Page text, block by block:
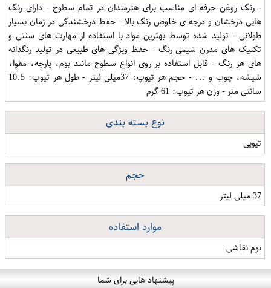
- رنگ روغن حرفه ای مناسب برای هنرمندان در تمام سطوح - دارای رنگ
هایی درخشان و درجه ی خلوص رنگ بالا - حفظ درخشندگی در زمان بسیار
طولانی - تولید شده توسط بهترین مواد با استفاده از مهارت های سنتی و
تکنیک های مدرن شیمی رنگ - حفظ ویژگی های طبیعی در تولید رنگدانه
های هر رنگ - قابل استفاده بر روی انواع سطوح مانند بوم، پارچه، مقوا،
شیشه، چوب و ... - حجم هر تیوپ: 37میلی لیتر - طول هر تیوپ: 10.5
سانتی متر - وزن هر تیوپ: 61 گرم
نوع بسته بندی
تیوپی
حجم
37 میلی لیتر
موارد استفاده
بوم نقاشی
پیشنهاد هایی برای شما